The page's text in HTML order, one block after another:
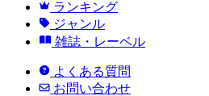
ランキング
ジャンル
雑誌・レーベル
よくある質問
お問い合わせ